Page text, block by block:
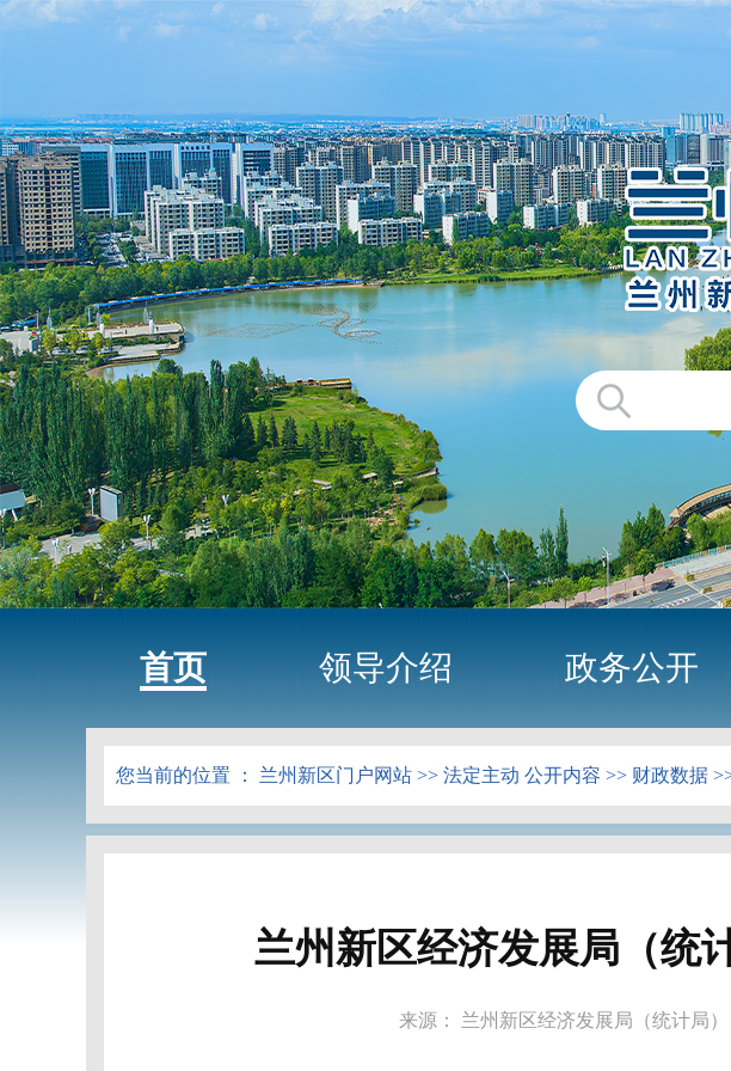
首页 领导介绍 政务公开
您当前的位置 ： 兰州新区门户网站 >> 法定主动 公开内容 >> 财政数据
兰州新区经济发展局（统
来源： 兰州新区经济发展局（统计局）